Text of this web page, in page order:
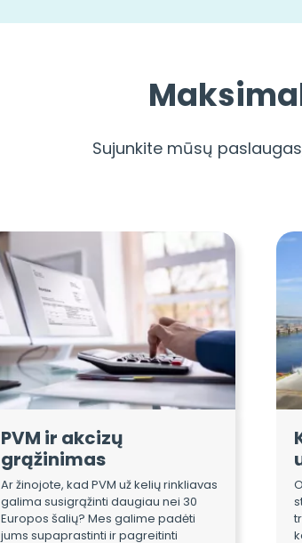
Sujunkite mūsų
PVM ir akcizų
grąžinimas
Ar žinojote, kad PVM už kelių rinkliavas
galima susigrąžinti daugiau nei 30
Europos šalių? Mes galime padėti
jums supaprastinti ir pagreitinti